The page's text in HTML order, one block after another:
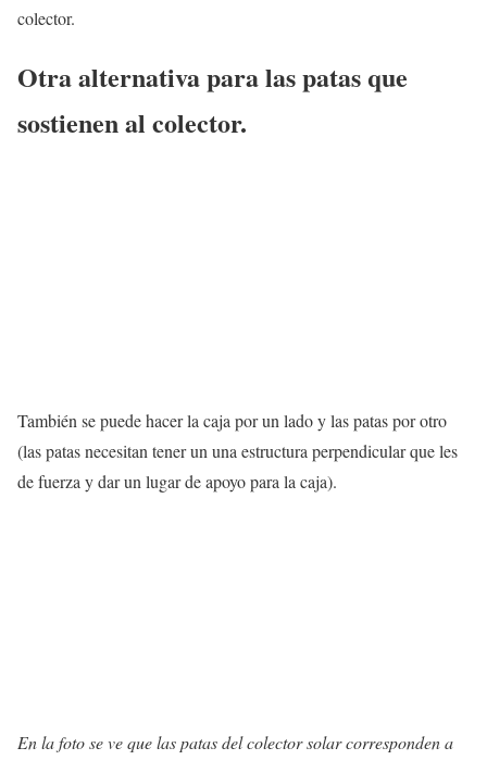
colector.
Otra alternativa para las patas que
sostienen al colector.
También se puede hacer la caja por un lado y las patas por otro
(las patas necesitan tener un una estructura perpendicular que les
de fuerza y dar un lugar de apoyo para la caja).
En la foto se ve que las patas del colector solar corresponden a